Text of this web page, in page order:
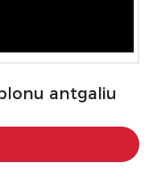
antgaliu